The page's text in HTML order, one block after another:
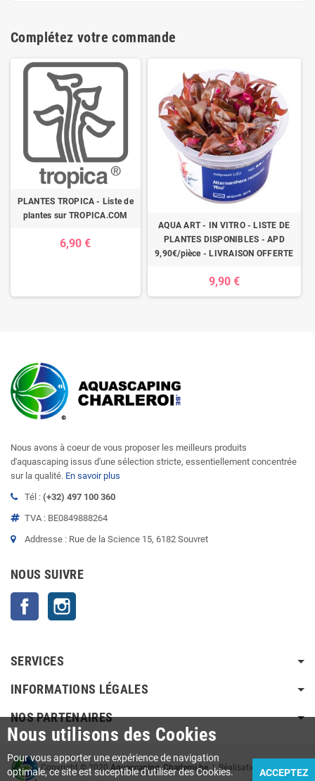
Complétez votre commande
PLANTES TROPICA - Liste de
plantes sur TROPICA.COM
6,90 €
AQUA ART - IN VITRO - LISTE DE
PLANTES DISPONIBLES - APD
9,90€/pièce - LIVRAISON OFFERTE
9,90 €
Nous avons à coeur de vous proposer les meilleurs produits
d'aquascaping issus d'une sélection stricte, essentiellement concentrée
sur la qualité. En savoir plus
Tél : (+32) 497 100 360
TVA : BE0849888264
Addresse : Rue de la Science 15, 6182 Souvret
NOUS SUIVRE
Facebook
SERVICES
INFORMATIONS LÉGALES
NOS PARTENAIRES
Copyright © 2020 Aquascaping-Charleroi.be | Réalisation Agence
Nous utilisons des Cookies
Pour vous apporter une expérience de navigation
optimale, ce site est suceptible d'utiliser des Cookies.
ACCEPTEZ